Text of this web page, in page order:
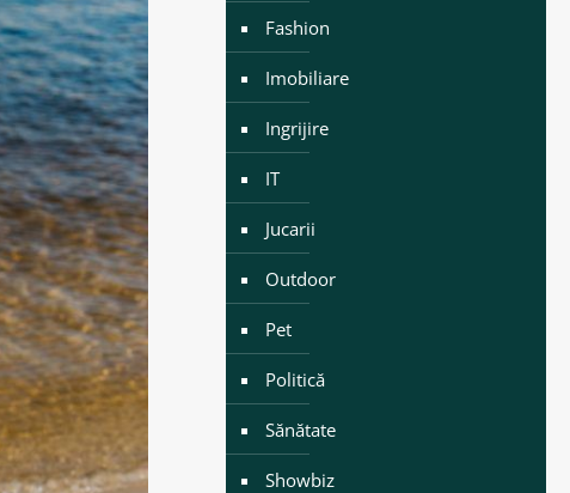
Fashion
Imobiliare
Ingrijire
IT
Jucarii
Outdoor
Pet
Politică
Sănătate
Showbiz